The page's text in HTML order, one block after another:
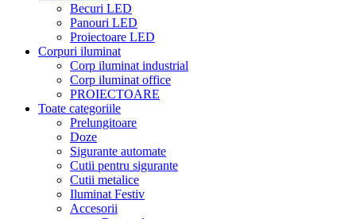
Becuri LED
Panouri LED
Proiectoare LED
Corpuri iluminat
Corp iluminat industrial
Corp iluminat office
PROIECTOARE
Toate categoriile
Prelungitoare
Doze
Sigurante automate
Cutii pentru sigurante
Cutii metalice
Iluminat Festiv
Accesorii